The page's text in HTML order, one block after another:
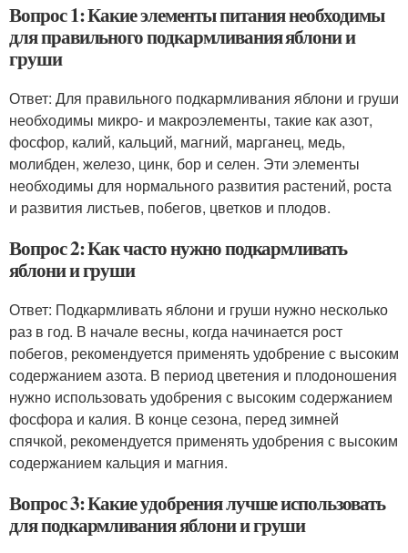
Вопрос 1: Какие элементы питания необходимы
для правильного подкармливания яблони и
груши
Ответ: Для правильного подкармливания яблони и груши
необходимы микро- и макроэлементы, такие как азот,
фосфор, калий, кальций, магний, марганец, медь,
молибден, железо, цинк, бор и селен. Эти элементы
необходимы для нормального развития растений, роста
и развития листьев, побегов, цветков и плодов.
Вопрос 2: Как часто нужно подкармливать
яблони и груши
Ответ: Подкармливать яблони и груши нужно несколько
раз в год. В начале весны, когда начинается рост
побегов, рекомендуется применять удобрение с высоким
содержанием азота. В период цветения и плодоношения
нужно использовать удобрения с высоким содержанием
фосфора и калия. В конце сезона, перед зимней
спячкой, рекомендуется применять удобрения с высоким
содержанием кальция и магния.
Вопрос 3: Какие удобрения лучше использовать
для подкармливания яблони и груши